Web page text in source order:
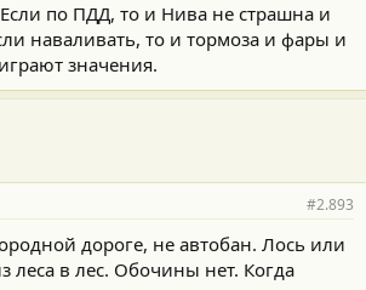
Если по ПДД, то и Нива не страшна и
наваливать, то и тормоза и фары и
значения.
#2.893
дороге, не автобан. Лось или
леса в лес. Обочины нет. Когда